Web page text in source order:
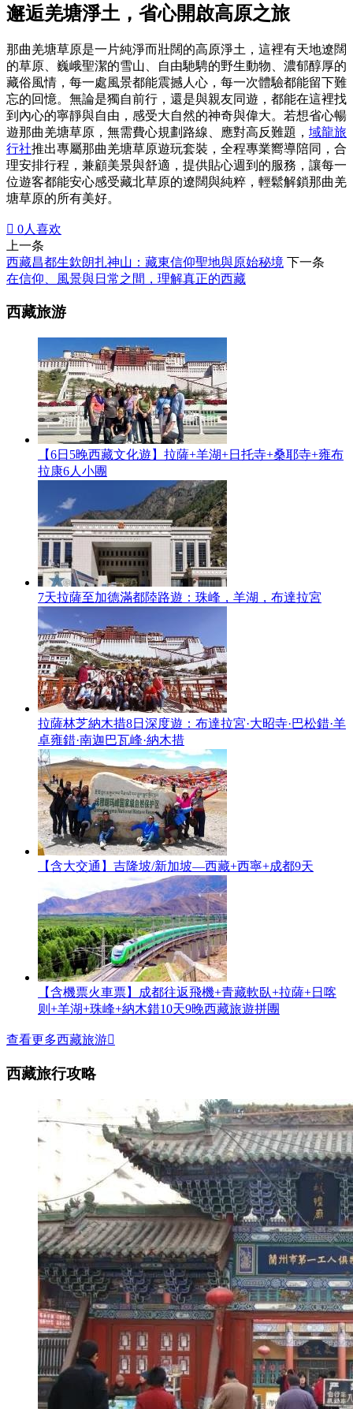
邂逅羌塘淨土，省心開啟高原之旅
那曲羌塘草原是一片純淨而壯闊的高原淨土，這裡有天地遼闊
的草原、巍峨聖潔的雪山、自由馳騁的野生動物、濃郁醇厚的
藏俗風情，每一處風景都能震撼人心，每一次體驗都能留下難
忘的回憶。無論是獨自前行，還是與親友同遊，都能在這裡找
到內心的寧靜與自由，感受大自然的神奇與偉大。若想省心暢
遊那曲羌塘草原，無需費心規劃路線、應對高反難題， 域龍旅
行社推出專屬那曲羌塘草原遊玩套裝，全程專業嚮導陪同，合
理安排行程，兼顧美景與舒適，提供貼心週到的服務，讓每一
位遊客都能安心感受藏北草原的遼闊與純粹，輕鬆解鎖那曲羌
塘草原的所有美好。
 0人喜欢
上一条
西藏昌都生欽朗扎神山：藏東信仰聖地與原始秘境 下一条
在信仰、風景與日常之間，理解真正的西藏
西藏旅游
【6日5晚西藏文化遊】拉薩+羊湖+日托寺+桑耶寺+雍布
拉康6人小團
7天拉薩至加德滿都陸路遊：珠峰，羊湖，布達拉宮
拉薩林芝納木措8日深度遊：布達拉宮·大昭寺·巴松錯·羊
卓雍錯·南迦巴瓦峰·納木措
【含大交通】吉隆坡/新加坡—西藏+西寧+成都9天
【含機票火車票】成都往返飛機+青藏軟臥+拉薩+日喀
则+羊湖+珠峰+納木錯10天9晚西藏旅遊拼團
查看更多西藏旅游
西藏旅行攻略